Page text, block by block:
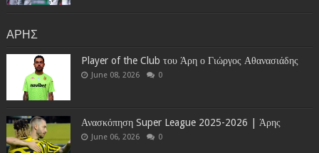
ΑΡΗΣ
Player of the Club του Άρη ο Γιώργος Αθανασιάδης
June 08, 2026 0
Ανασκόπηση Super League 2025-2026 | Άρης
June 06, 2026 0